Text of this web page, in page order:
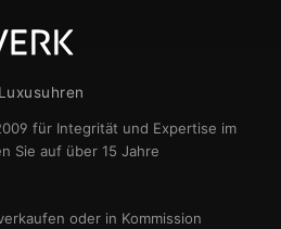
für Integrität und Expertise im
Sie auf über 15 Jahre
oder in Kommission